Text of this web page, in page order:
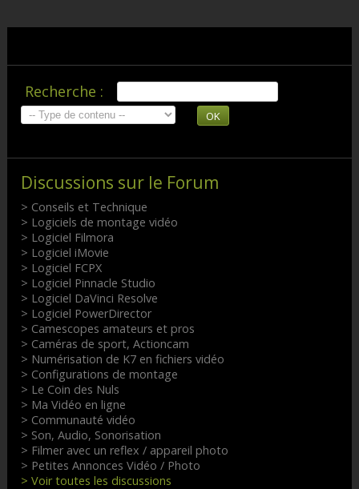
Recherche :
OK
Discussions sur le Forum
> Conseils et Technique
> Logiciels de montage vidéo
> Logiciel Filmora
> Logiciel iMovie
> Logiciel FCPX
> Logiciel Pinnacle Studio
> Logiciel DaVinci Resolve
> Logiciel PowerDirector
> Camescopes amateurs et pros
> Caméras de sport, Actioncam
> Numérisation de K7 en fichiers vidéo
> Configurations de montage
> Le Coin des Nuls
> Ma Vidéo en ligne
> Communauté vidéo
> Son, Audio, Sonorisation
> Filmer avec un reflex / appareil photo
> Petites Annonces Vidéo / Photo
> Voir toutes les discussions